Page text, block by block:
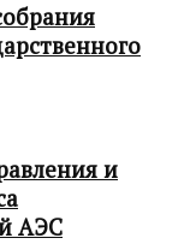
и
АЭС